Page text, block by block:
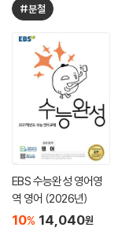
#분철
EBS 수능완성 영어영
역 영어 (2026년)
10% 14,040원